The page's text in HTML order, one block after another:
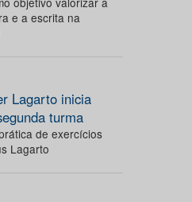
e a escrita na
Lagarto inicia
turma
de exercícios
Lagarto